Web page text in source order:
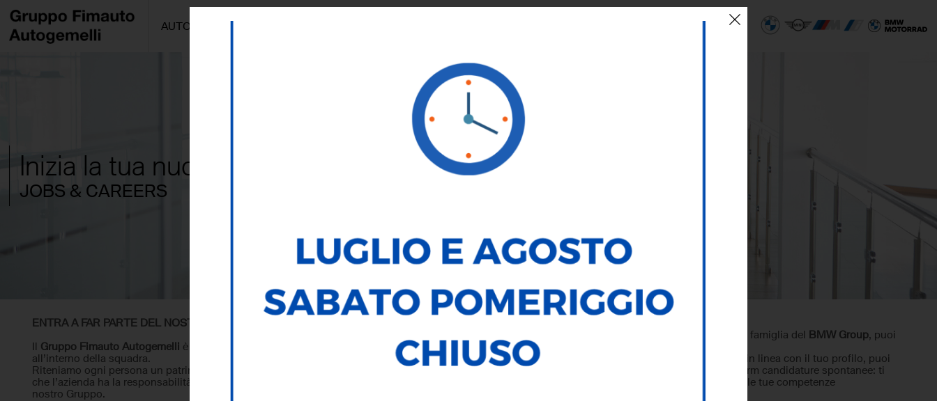
AUTO/MOTO
Inizia la tua nuova esperienza da noi
JOBS & CAREERS
ENTRA A FAR PARTE DEL NOSTRO TEAM
Gruppo Fimauto Autogemelli
è costantemente alla ricerca di nuovi talenti da inserire
all’interno della squadra.
Riteniamo ogni persona un patrimonio di competenze assolutamente unico e distintivo,
che l’azienda ha la responsabilità di riconoscere e di sviluppare per il successo di tutto il
nostro Gruppo.
Se sei interessato ad entrare nella nostra squadra e nella famiglia del BMW Group, puoi
trovare qui di seguito annunci relativi a posizioni aperte.
Se al momento non sono presenti posizioni o non sono in linea con il tuo profilo, puoi
comunque inviarci il tuo curriculum vitae utilizzando il form candidature spontanee: ti
contatteremo quando si apriranno posizioni in linea con le tue competenze